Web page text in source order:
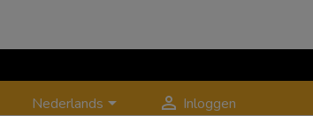
Nederlands  Inloggen